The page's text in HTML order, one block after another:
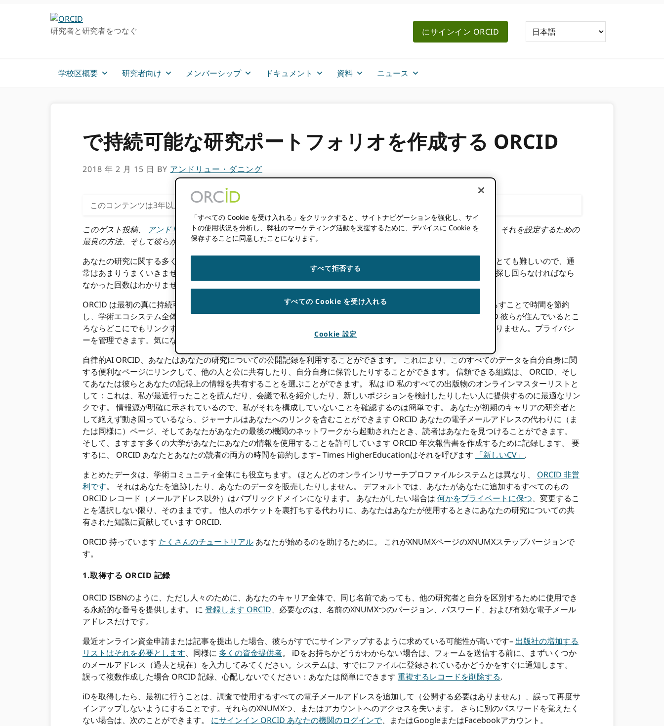
研究者と研究者をつなぐ にサインイン ORCID
学校区概要 研究者向け メンバーシップ ドキュメント 資料 ニュース
で持続可能な研究ポートフォリオを作成する ORCID
2018 年 2 月 15 日 BY アンドリュー・ダニング
このコンテンツは3年以上前のものです。この投稿に含まれる情報は不正確である可能性があります。
このゲスト投稿、 アンドリュー・ダニング（カナダ、トロント大学情報学部の講師）は、研究者がなぜ ORCID 記録、それを設定するための
最良の方法、そして彼らがそれを使って何ができるか。
あなたの研究に関する多くの情報がインターネット上に浮かんでいます。 しかし、一人の人を見つけてつながるのはとても難しいので、通
常はあまりうまくいきません。 面白い記事を見つけて、その人が書いたものを他に見つけたいと思って、その情報を探し回らなければなら
なかった回数はわかりません。 あなたはその研究を生み出す仕事をしました：見つけやすくしてください！
ORCID は最初の真に持続可能な研究ポートフォリオです。 引用や資金の数値を再入力するために必要な作業量を減らすことで時間を節約
し、学術エコシステム全体をサポートします。 すべての研究ファイルのリポジトリになろうとする代わりに、 ORCID 彼らが住んでいるとこ
ろならどこにでもリンクするだけです。 毎日のメールに悩まされることはなく、技術的なウィザードである必要もありません。プライバシ
ーを管理できます。気になることだけを続けることができます。
自律的AI ORCID、あなたはあなたの研究についての公開記録を利用することができます。 これにより、このすべてのデータを自分自身に関
する便利なページにリンクして、他の人と公に共有したり、自分自身に保管したりすることができます。 信頼できる組織は、 ORCID、そし
てあなたは彼らとあなたの記録上の情報を共有することを選ぶことができます。 私は iD 私のすべての出版物のオンラインマスターリストと
して：これは、私が最近行ったことを読んだり、会議で私を紹介したり、新しいポジションを検討したりしたい人に提供するのに最適なリン
クです。 情報源が明確に示されているので、私がそれを構成していないことを確認するのは簡単です。 あなたが初期のキャリアの研究者と
して絶えず動き回っているなら、ジャーナルはあなたへのリンクを含むことができます ORCID あなたの電子メールアドレスの代わりに（ま
たは同様に）ページ、そしてあなたがあなたの最後の機関のネットワークから起動されたとき、読者はあなたを見つけることができます。
そして、ますます多くの大学があなたにあなたの情報を使用することを許可しています ORCID 年次報告書を作成するために記録します。 要
するに、 ORCID あなたとあなたの読者の両方の時間を節約します– Times HigherEducationはそれを呼びます
「新しいCV」 .
まとめたデータは、学術コミュニティ全体にも役立ちます。 ほとんどのオンラインリサーチプロファイルシステムとは異なり、 ORCID 非営
利です。 それはあなたを追跡したり、あなたのデータを販売したりしません。 デフォルトでは、あなたがあなたに追加するすべてのもの
ORCID レコード（メールアドレス以外）はパブリックドメインになります。 あなたがしたい場合は 何かをプライベートに保つ、変更するこ
とを選択しない限り、そのままです。 他人のポケットを裏打ちする代わりに、あなたはあなたが使用するときにあなたの研究についての共
有された知識に貢献しています ORCID.
ORCID 持っています たくさんのチュートリアル あなたが始めるのを助けるために。 これがXNUMXページのXNUMXステップバージョンで
す。
1.取得する ORCID 記録
ORCID ISBNのように、ただし人々のために、あなたのキャリア全体で、同じ名前であっても、他の研究者と自分を区別するために使用でき
る永続的な番号を提供します。 に 登録します ORCID、必要なのは、名前のXNUMXつのバージョン、パスワード、および有効な電子メール
アドレスだけです。
最近オンライン資金申請または記事を提出した場合、彼らがすでにサインアップするように求めている可能性が高いです– 出版社の増加する
リストはそれを必要とします、同様に 多くの資金提供者。 iDをお持ちかどうかわからない場合は、フォームを送信する前に、まずいくつか
のメールアドレス（過去と現在）を入力してみてください。システムは、すでにファイルに登録されているかどうかをすぐに通知します。
誤って複数作成した場合 ORCID 記録、心配しないでください：あなたは簡単にできます 重複するレコードを削除する.
iDを取得したら、最初に行うことは、調査で使用するすべての電子メールアドレスを追加して（公開する必要はありません）、誤って再度サ
インアップしないようにすることです。それらのXNUMXつ、またはアカウントへのアクセスを失います。 さらに別のパスワードを覚えたく
ない場合は、次のことができます。 にサインイン ORCID あなたの機関のログインで、またはGoogleまたはFacebookアカウント。
「すべての Cookie を受け入れる」をクリックすると、サイトナビゲーションを強化し、サイ
トの使用状況を分析し、弊社のマーケティング活動を支援するために、デバイスに Cookie を
保存することに同意したことになります。
すべて拒否する
すべての Cookie を受け入れる
Cookie 設定